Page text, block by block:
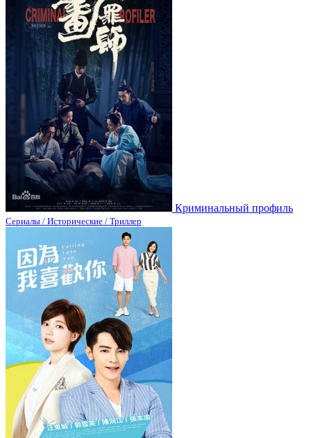
Криминальный профиль
Сериалы / Исторические / Триллер